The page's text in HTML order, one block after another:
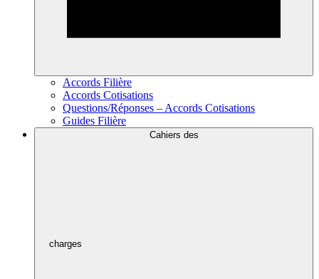
Accords Filière
Accords Cotisations
Questions/Réponses – Accords Cotisations
Guides Filière
Cahiers des
charges